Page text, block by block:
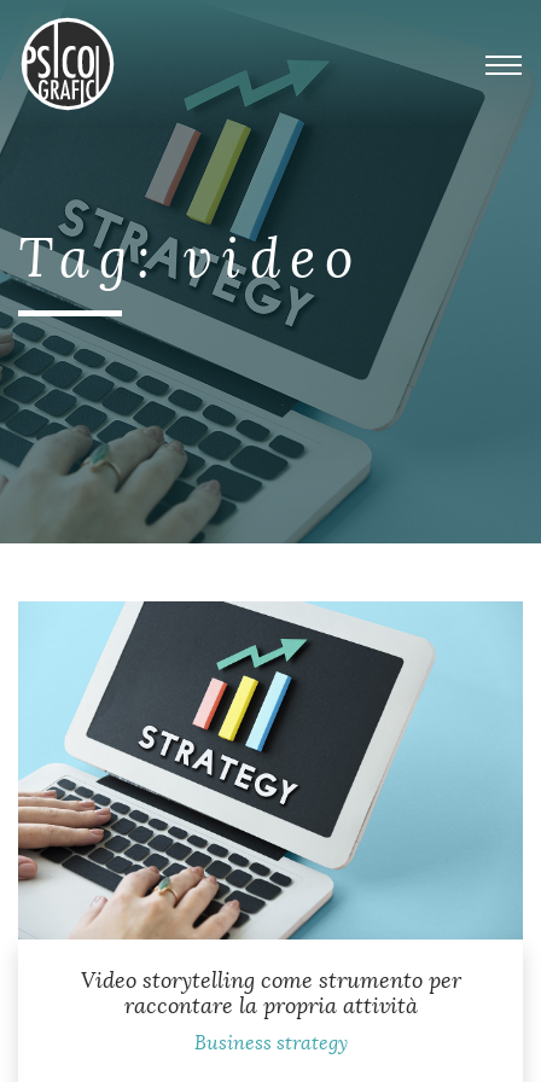
Tag:video
Vuoi che il tuo Brand sia riconoscibile? Devi fare
video al tuo sito web e ai tuoi social media è un
modo sicuro per attirare l’attenzione e convertire
le visite in clienti più velocemente. Ma quale tipo
di video...
Video storytelling come strumento per
raccontare la propria attività
Business strategy